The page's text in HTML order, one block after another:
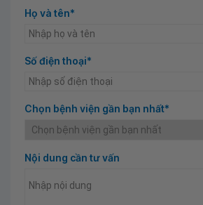
Họ và tên*
Số điện thoại*
Chọn bệnh viện gần bạn nhất*
Nội dung cần tư vấn